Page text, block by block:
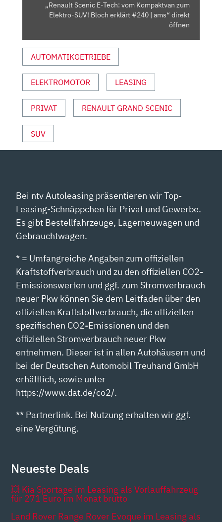
|
AMS“
VON
YOUTUBE
„Renault Scenic E-Tech: vom Kompaktvan zum
Elektro-SUV! Bloch erklärt #240 | ams“ direkt
öffnen
AUTOMATIKGETRIEBE
ELEKTROMOTOR LEASING
PRIVAT RENAULT GRAND SCENIC
SUV
Bei ntv Autoleasing präsentieren wir Top-
Leasing-Schnäppchen für Privat und Gewerbe.
Es gibt Bestellfahrzeuge, Lagerneuwagen und
Gebrauchtwagen.
* = Umfangreiche Angaben zum offiziellen
Kraftstoffverbrauch und zu den offiziellen CO2-
Emissionswerten und ggf. zum Stromverbrauch
neuer Pkw können Sie dem Leitfaden über den
offiziellen Kraftstoffverbrauch, die offiziellen
spezifischen CO2-Emissionen und den
offiziellen Stromverbrauch neuer Pkw
entnehmen. Dieser ist in allen Autohäusern und
bei der Deutschen Automobil Treuhand GmbH
erhältlich, sowie unter
https://www.dat.de/co2/.
** Partnerlink. Bei Nutzung erhalten wir ggf.
eine Vergütung.
Neueste Deals
💥 Kia Sportage im Leasing als Vorlauffahrzeug
für 271 Euro im Monat brutto
Land Rover Range Rover Evoque im Leasing als